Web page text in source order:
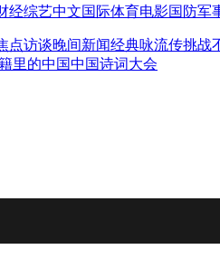
经综艺中文国际体育电影国防军
点访谈晚间新闻经典咏流传挑战
里的中国中国诗词大会